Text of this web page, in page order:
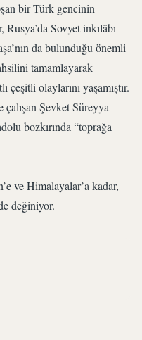
bir Türk gencinin
Sovyet inkılâbı
da bulunduğu önemli
tamamlayarak
çeşitli olaylarını yaşamıştır.
Şevket Süreyya
bozkırında “toprağa
ve Himalayalar’a kadar,
değiniyor.